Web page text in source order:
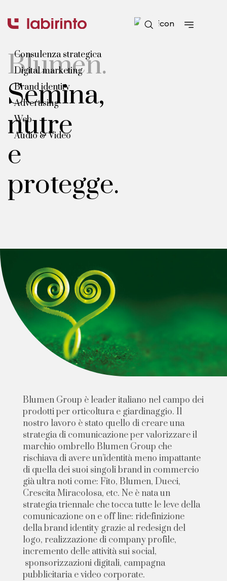
Blumen.
Semina,
nutre
e
protegge.
Consulenza strategica
Digital marketing
Brand identity
Advertising
Web
Audio & Video
Blumen Group è leaderitaliano nel campo dei
prodottiper orticoltura e giardinaggio. Il
nostro lavoro è stato quello di creareuna
strategia di comunicazionepervalorizzareil
marchio ombrello Blumen Group che
rischiava di avereun’identità meno impattante
di quella dei suoi singolibrandin commercio
giàultra noti come: Fito, Blumen, Dueci,
CrescitaMiracolosa, etc. Ne è nataun
strategiatriennale chetoccatutte le leve della
comunicazione on e off line: ridefinizione
dellabrandidentity grazie al redesign del
logo, realizzazione di companyprofile,
incremento delle attività sui social,
sponsorizzazioni digitali, campagna
pubblicitaria evideo corporate.